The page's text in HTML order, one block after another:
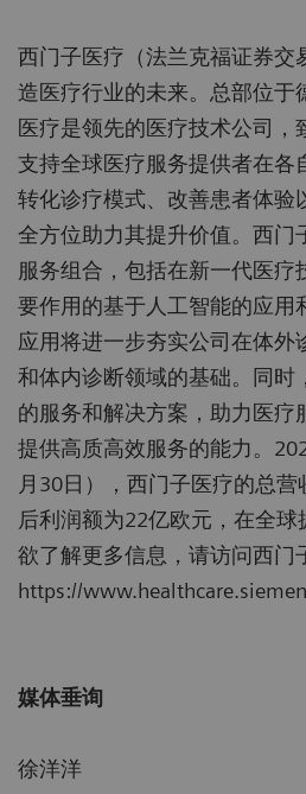
西门子医疗（法兰克福证券交
造医疗行业的未来。总部位于
医疗是领先的医疗技术公司，
支持全球医疗服务提供者在各
转化诊疗模式、改善患者体验
全方位助力其提升价值。西门
服务组合，包括在新一代医疗
要作用的基于人工智能的应用
应用将进一步夯实公司在体外
和体内诊断领域的基础。同时
的服务和解决方案，助力医疗
提供高质高效服务的能力。
月30日），西门子医疗的总
后利润额为22亿欧元，在全球
欲了解更多信息，请访问西门
https://
媒体垂询
徐洋洋